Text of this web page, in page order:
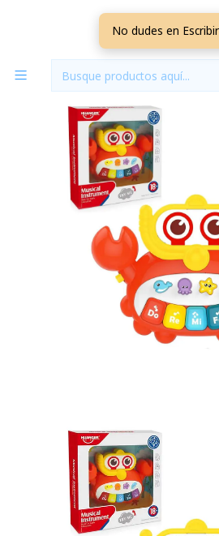
Jugueteria Instrumento
No dudes en